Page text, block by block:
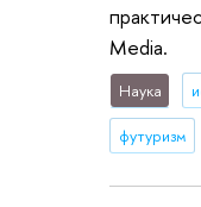
Media.
Наука
футуризм